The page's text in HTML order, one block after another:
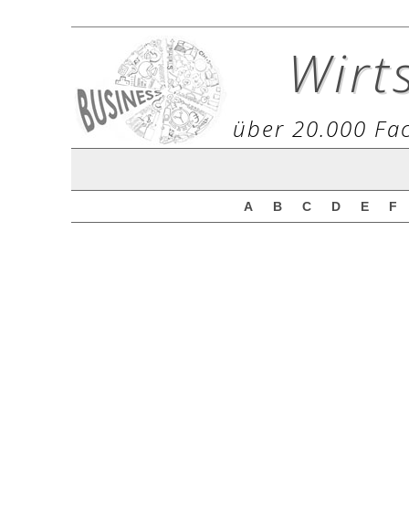
über 20.000
A B C D E F